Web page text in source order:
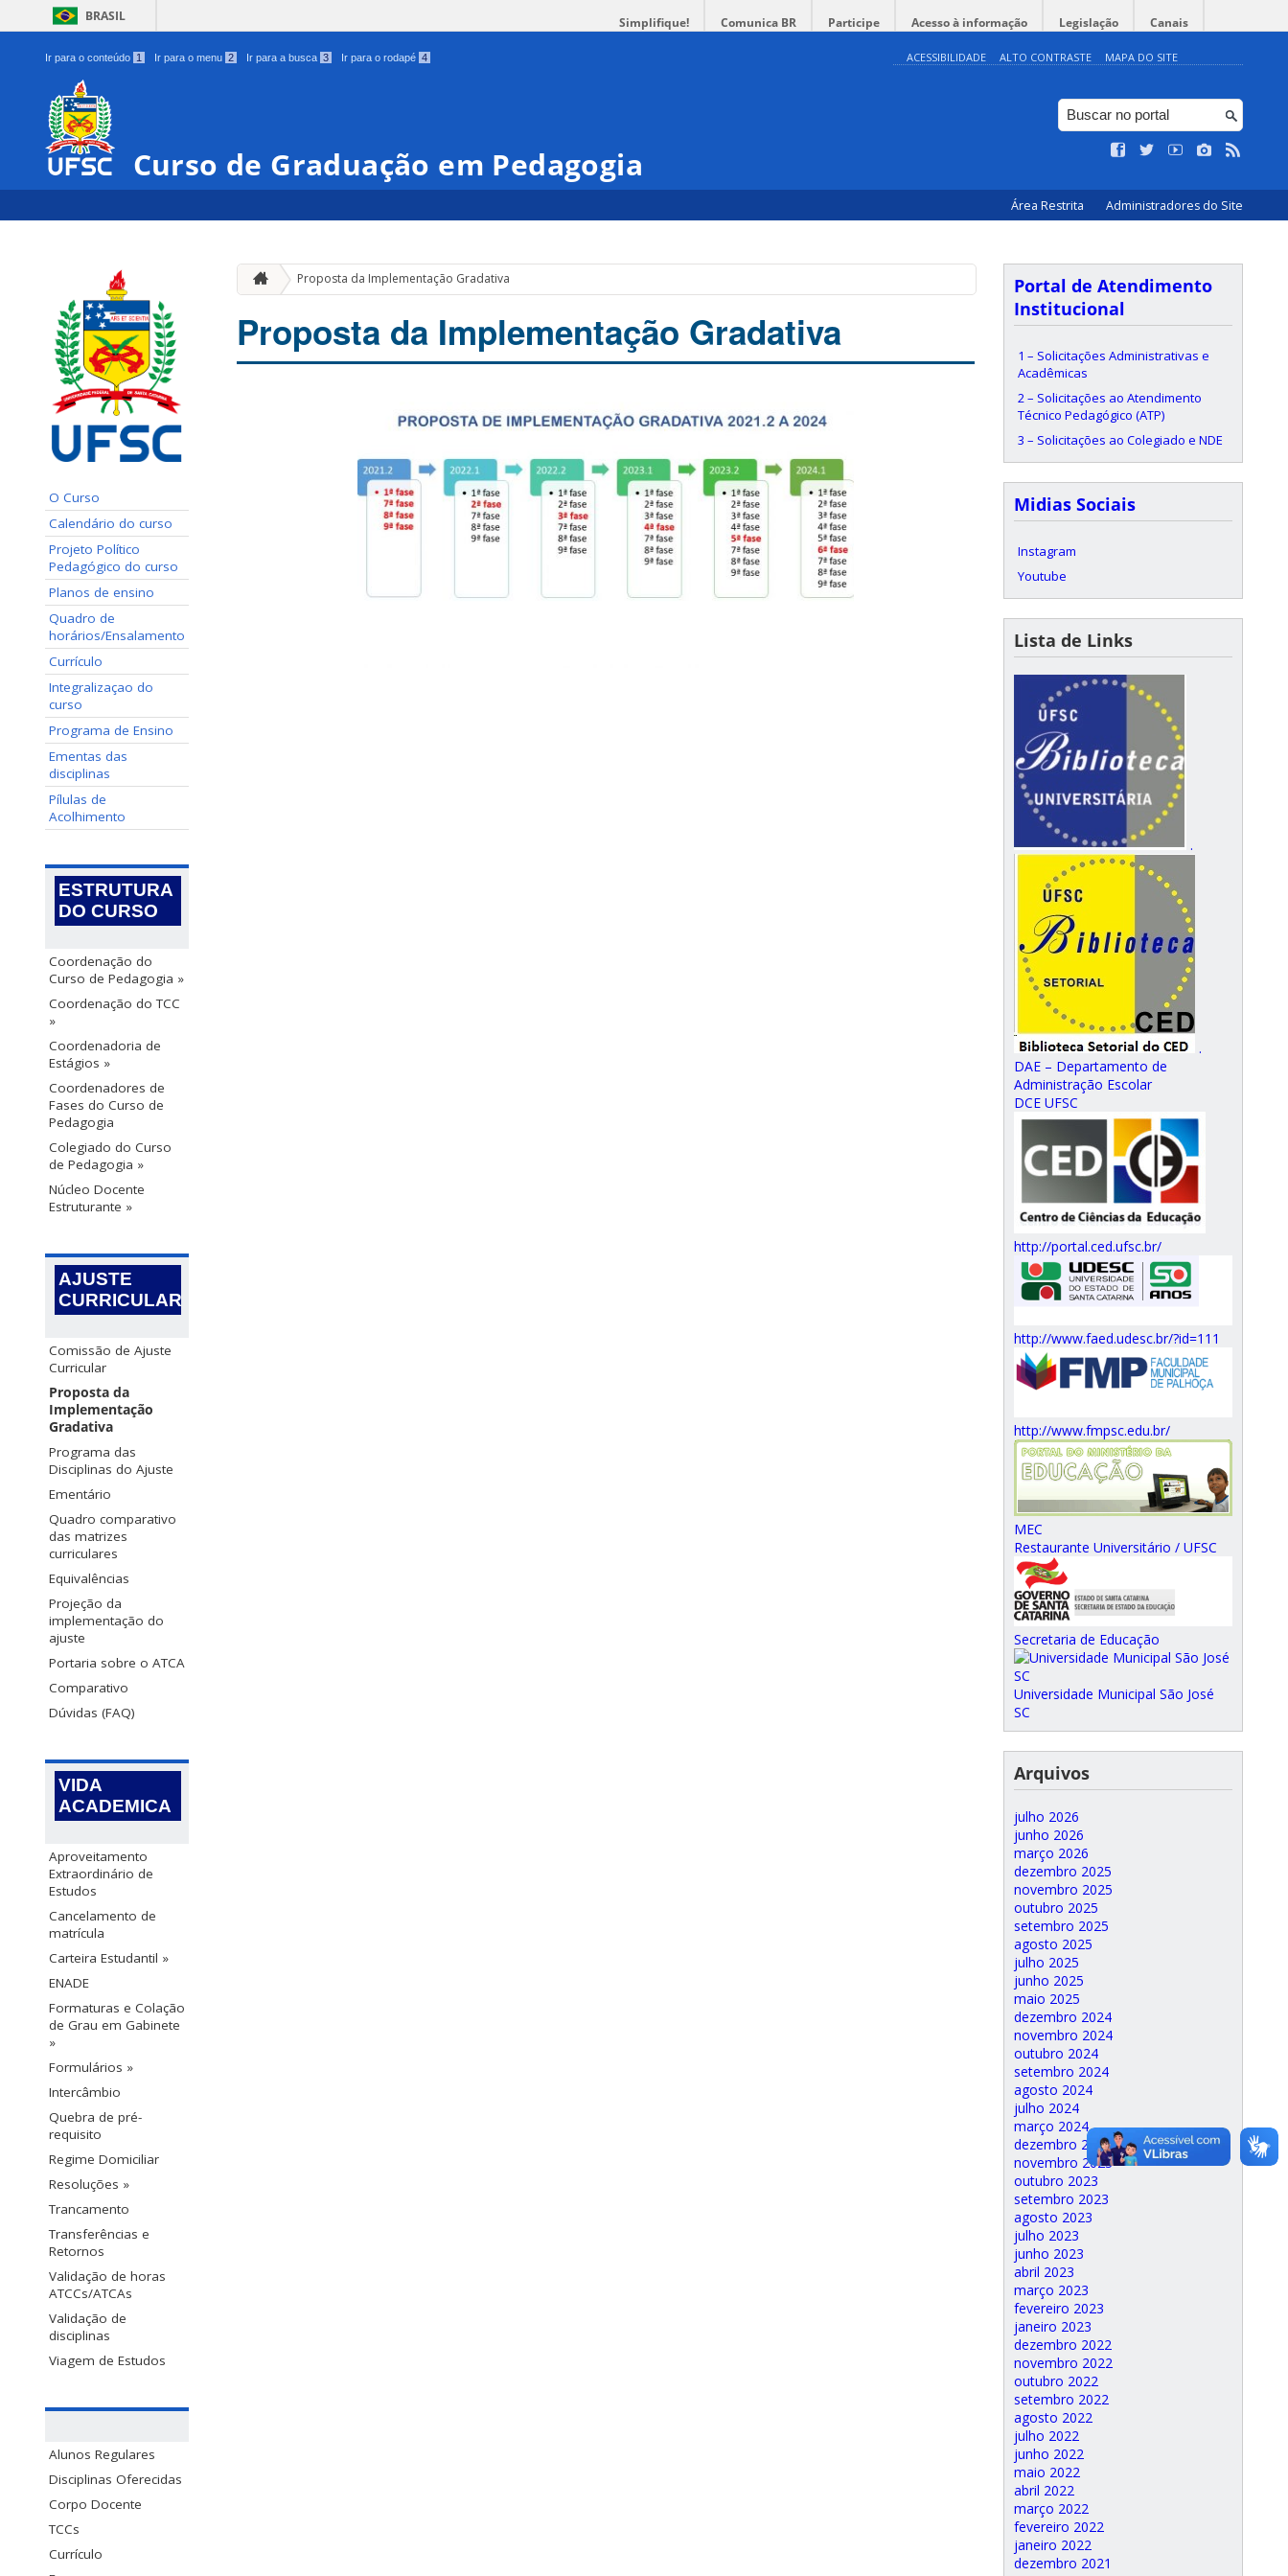
BRASIL Simplifique! Comunica BR Participe Acesso à informação Legislação Canais
Ir para o conteúdo 1 Ir para o menu 2 Ir para a busca 3 Ir para o rodapé 4 ACESSIBILIDADE ALTO CONTRASTE MAPA DO SITE
Curso de Graduação em Pedagogia
Área Restrita Administradores do Site
O Curso
Calendário do curso
Projeto Político
Pedagógico do curso
Planos de ensino
Quadro de
horários/Ensalamento
Currículo
Integralizaçao do
curso
Programa de Ensino
Ementas das
disciplinas
Pílulas de
Acolhimento
ESTRUTURA
DO CURSO
Coordenação do
Curso de Pedagogia »
Coordenação do TCC
»
Coordenadoria de
Estágios »
Coordenadores de
Fases do Curso de
Pedagogia
Colegiado do Curso
de Pedagogia »
Núcleo Docente
Estruturante »
AJUSTE
CURRICULAR
Comissão de Ajuste
Curricular
Proposta da
Implementação
Gradativa
Programa das
Disciplinas do Ajuste
Ementário
Quadro comparativo
das matrizes
curriculares
Equivalências
Projeção da
implementação do
ajuste
Portaria sobre o ATCA
Comparativo
Dúvidas (FAQ)
VIDA
ACADEMICA
Aproveitamento
Extraordinário de
Estudos
Cancelamento de
matrícula
Carteira Estudantil »
ENADE
Formaturas e Colação
de Grau em Gabinete
»
Formulários »
Intercâmbio
Quebra de pré-
requisito
Regime Domiciliar
Resoluções »
Trancamento
Transferências e
Retornos
Validação de horas
ATCCs/ATCAs
Validação de
disciplinas
Viagem de Estudos
Alunos Regulares
Disciplinas Oferecidas
Corpo Docente
TCCs
Currículo
Proposta da Implementação Gradativa
Proposta da Implementação Gradativa
Portal de Atendimento
Institucional
1 – Solicitações Administrativas e
Acadêmicas
2 – Solicitações ao Atendimento
Técnico Pedagógico (ATP)
3 – Solicitações ao Colegiado e NDE
Midias Sociais
Instagram
Youtube
Lista de Links
.
.
DAE – Departamento de
Administração Escolar
DCE UFSC
http://portal.ced.ufsc.br/
http://www.faed.udesc.br/?id=111
http://www.fmpsc.edu.br/
MEC
Restaurante Universitário / UFSC
Secretaria de Educação
Universidade Municipal São José
SC
Arquivos
julho 2026
junho 2026
março 2026
dezembro 2025
novembro 2025
outubro 2025
setembro 2025
agosto 2025
julho 2025
junho 2025
maio 2025
dezembro 2024
novembro 2024
outubro 2024
setembro 2024
agosto 2024
julho 2024
março 2024
dezembro 2023
novembro 2023
outubro 2023
setembro 2023
agosto 2023
julho 2023
junho 2023
abril 2023
março 2023
fevereiro 2023
janeiro 2023
dezembro 2022
novembro 2022
outubro 2022
setembro 2022
agosto 2022
julho 2022
junho 2022
maio 2022
abril 2022
março 2022
fevereiro 2022
janeiro 2022
dezembro 2021